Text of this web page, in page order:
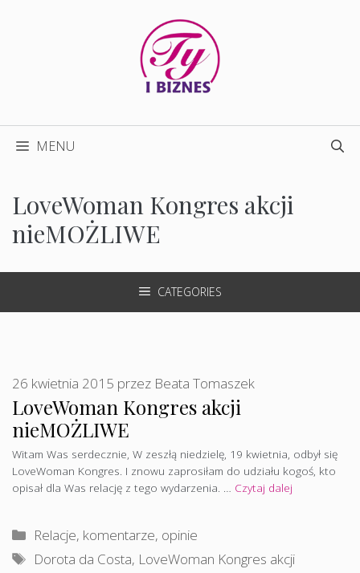
MENU
LoveWoman Kongres akcji
nieMOŻLIWE
CATEGORIES
LoveWoman Kongres akcji
nieMOŻLIWE
26 kwietnia 2015 przez Beata Tomaszek
Witam Was serdecznie, W zeszłą niedzielę, 19 kwietnia, odbył się
LoveWoman Kongres. I znowu zaprosiłam do udziału kogoś, kto
opisał dla Was relację z tego wydarzenia. … Czytaj dalej
Kategorie
Relacje, komentarze, opinie
Tagi
Dorota da Costa, LoveWoman Kongres akcji